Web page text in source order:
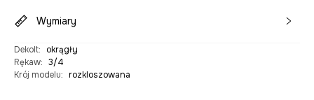
Wymiary
Dekolt:
okrągły
Rękaw: 3/4
Krój modelu: rozkloszowana